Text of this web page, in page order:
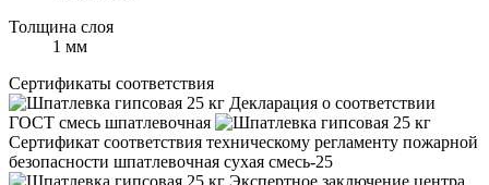
Толщина слоя
1 мм
Сертификаты соответствия
Декларация о соответствии
ГОСТ смесь шпатлевочная
Сертификат соответствия техническому регламенту пожарной
безопасности шпатлевочная сухая смесь-25
Экспертное заключение центра